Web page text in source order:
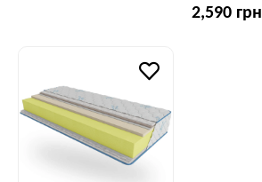
2,590 грн